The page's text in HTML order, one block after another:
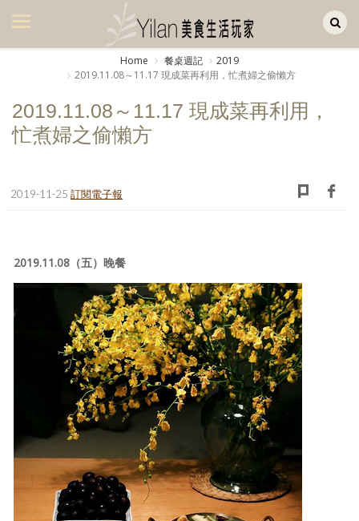
美食集
廚房集
旅遊集
享樂隨手拍
創意出版服務
關於Yilan
Home 餐桌週記
2019
2019.11.08～11.17 現成菜再利用，忙煮婦之偷懶方
2019.11.08～11.17 現成菜再利用，
忙煮婦之偷懶方
2019-11-25 訂閱電子報
2019.11.08（五）晚餐